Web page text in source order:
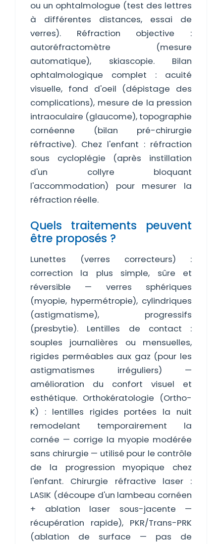
ou un ophtalmologue (test des lettres
à différentes distances, essai de
verres). Réfraction objective :
autoréfractomètre (mesure
automatique), skiascopie. Bilan
ophtalmologique complet : acuité
visuelle, fond d'oeil (dépistage des
complications), mesure de la pression
intraoculaire (glaucome), topographie
cornéenne (bilan pré-chirurgie
réfractive). Chez l'enfant : réfraction
sous cycloplégie (après instillation
d'un collyre bloquant
l'accommodation) pour mesurer la
réfraction réelle.
Quels traitements peuvent
être proposés ?
Lunettes (verres correcteurs) :
correction la plus simple, sûre et
réversible — verres sphériques
(myopie, hypermétropie), cylindriques
(astigmatisme), progressifs
(presbytie). Lentilles de contact :
souples journalières ou mensuelles,
rigides perméables aux gaz (pour les
astigmatismes irréguliers) —
amélioration du confort visuel et
esthétique. Orthokératologie (Ortho-
K) : lentilles rigides portées la nuit
remodelant temporairement la
cornée — corrige la myopie modérée
sans chirurgie — utilisé pour le contrôle
de la progression myopique chez
l'enfant. Chirurgie réfractive laser :
LASIK (découpe d'un lambeau cornéen
+ ablation laser sous-jacente —
récupération rapide), PKR/Trans-PRK
(ablation de surface — pas de